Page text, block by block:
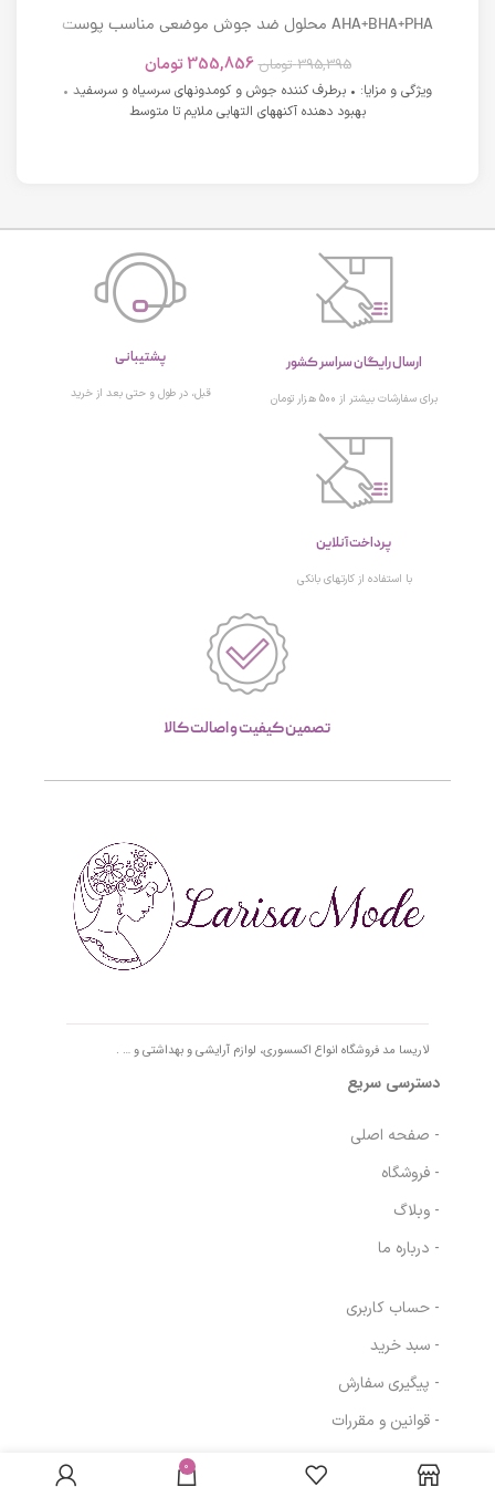
AHA+BHA+PHA محلول ضد جوش موضعی مناسب پوست
395,395 تومان 355,856 تومان
ویژگی و مزایا: • برطرف کننده جوش و کومدونهای سرسیاه و سرسفید •
بهبود دهنده آکنههای التهابی ملایم تا متوسط
ارسال رایگان سراسر کشور
برای سفارشات بیشتر از 500 هزار تومان
پشتیبانی
قبل، در طول و حتی بعد از خرید
پرداخت آنلاین
با استفاده از کارتهای بانکی
تصمین کیفیت و اصالت کالا
لاریسا مد فروشگاه انواع اکسسوری، لوازم آرایشی و بهداشتی و … .
دسترسی سریع
- صفحه اصلی
- فروشگاه
- وبلاگ
- درباره ما
- حساب کاربری
- سبد خرید
- پیگیری سفارش
- قوانین و مقررات
مسیرهای ارتباطی
کرم ضد آفتاب
تومان0